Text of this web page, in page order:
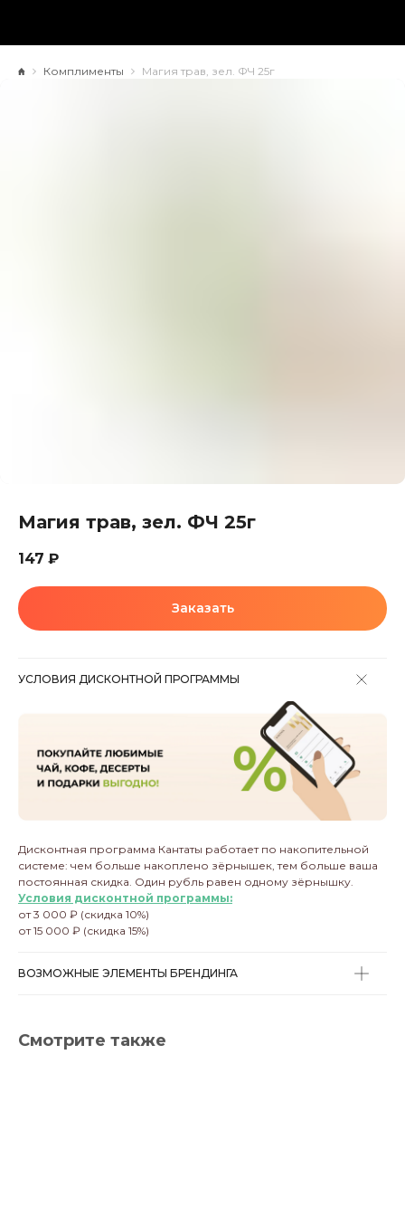
Комплименты Магия трав, зел. ФЧ 25г
Магия трав, зел. ФЧ 25г
147 ₽
Заказать
УСЛОВИЯ ДИСКОНТНОЙ ПРОГРАММЫ
Дисконтная программа Кантаты работает по накопительной
системе: чем больше накоплено зёрнышек, тем больше ваша
постоянная скидка. Один рубль равен одному зёрнышку.
Условия дисконтной программы:
от 3 000 ₽ (скидка 10%)
от 15 000 ₽ (скидка 15%)
ВОЗМОЖНЫЕ ЭЛЕМЕНТЫ БРЕНДИНГА
Смотрите также